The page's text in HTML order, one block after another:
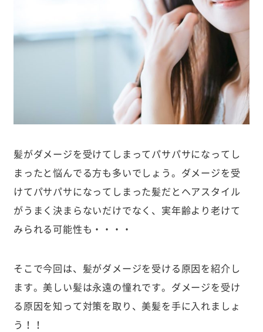
髪がダメージを受けてしまってパサパサになってし
まったと悩んでる方も多いでしょう。ダメージを受
けてパサパサになってしまった髪だとヘアスタイル
がうまく決まらないだけでなく、実年齢より老けて
みられる可能性も・・・・
そこで今回は、髪がダメージを受ける原因を紹介し
ます。美しい髪は永遠の憧れです。ダメージを受け
る原因を知って対策を取り、美髪を手に入れましょ
う！！